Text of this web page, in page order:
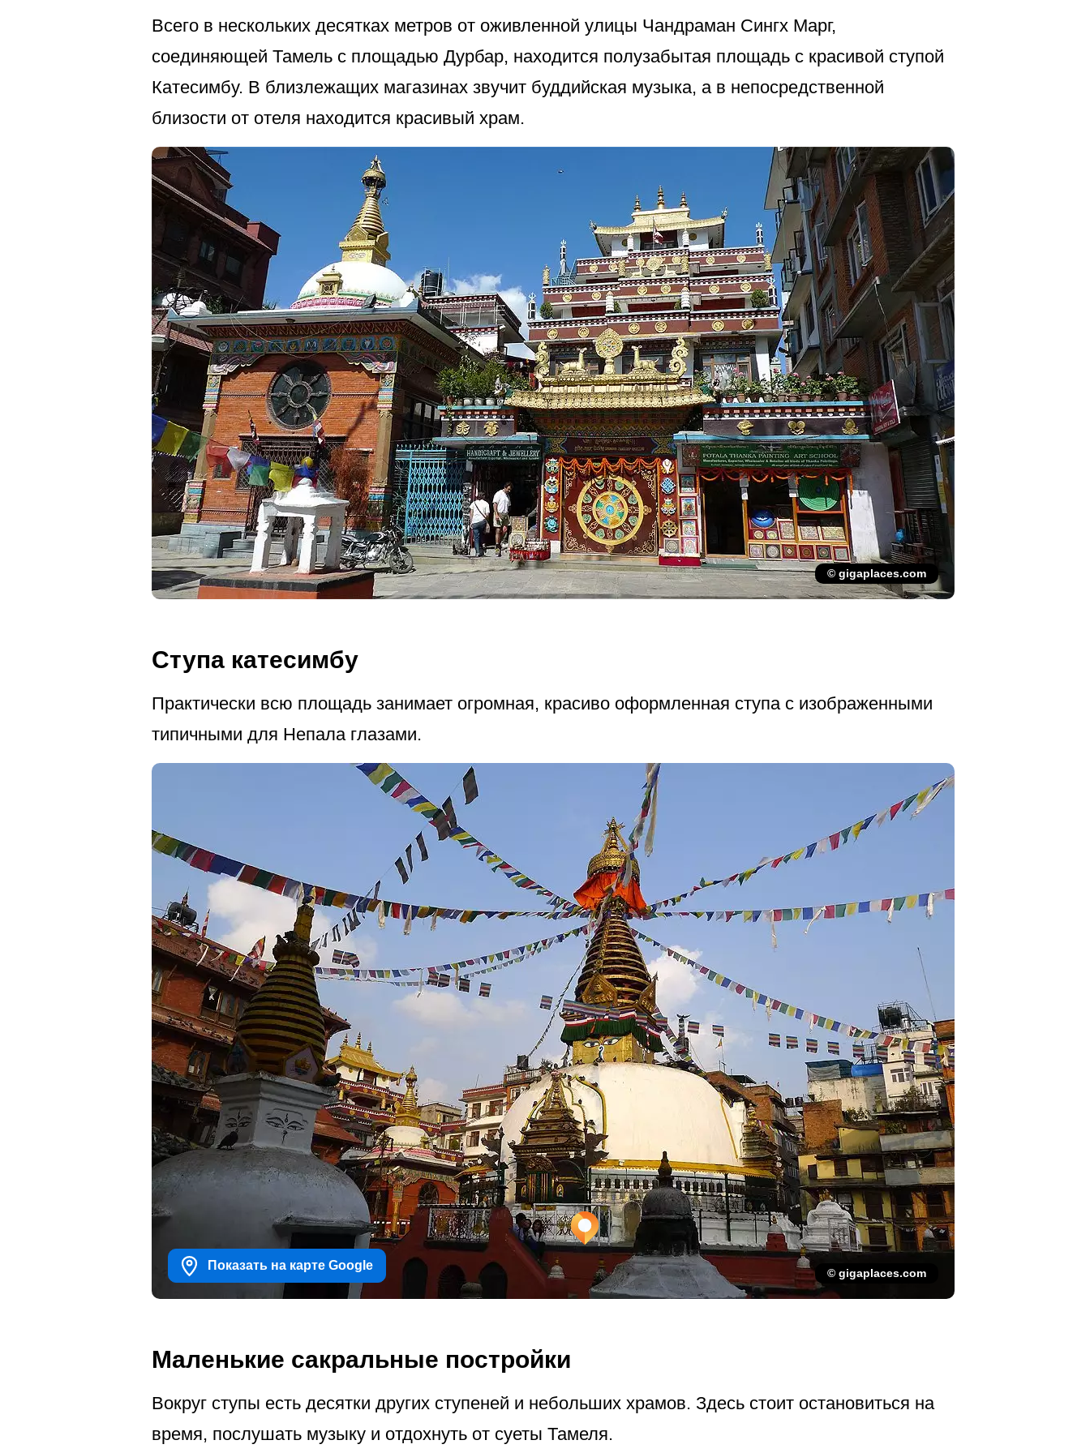
Всего в нескольких десятках метров от оживленной улицы Чандраман Сингх Марг,
соединяющей Тамель с площадью Дурбар, находится полузабытая площадь с красивой ступой
Катесимбу. В близлежащих магазинах звучит буддийская музыка, а в непосредственной
близости от отеля находится красивый храм.
© gigaplaces.com
Ступа катесимбу
Практически всю площадь занимает огромная, красиво оформленная ступа с изображенными
типичными для Непала глазами.
Показать на карте Google
© gigaplaces.com
Маленькие сакральные постройки
Вокруг ступы есть десятки других ступеней и небольших храмов. Здесь стоит остановиться на
время, послушать музыку и отдохнуть от суеты Тамеля.